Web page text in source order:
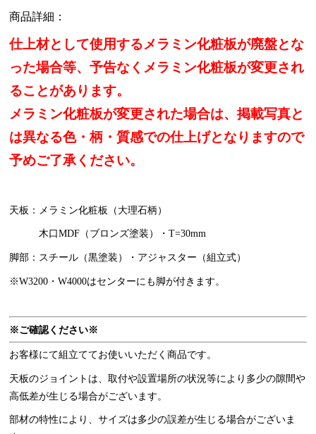
商品詳細：
仕上材として使用するメラミン化粧板が廃盤とな
った場合等、予告なくメラミン化粧板が変更され
ることがあります。
メラミン化粧板が変更された場合は、掲載写真と
は異なる色・柄・質感での仕上げとなりますので
予めご了承ください。
天板：メラミン化粧板（大理石柄）
木口MDF（ブロンズ塗装）・T=30mm
脚部：スチール（黒塗装）・アジャスター（組立式）
※W3200・W4000はセンターにも脚が付きます。
※ご確認ください※
お客様にて組立ててお使いいただく商品です。
天板のジョイントは、取付や設置場所の状況等により多少の隙間や
高低差が生じる場合がございます。
部材の特性により、サイズは多少の誤差が生じる場合がございま